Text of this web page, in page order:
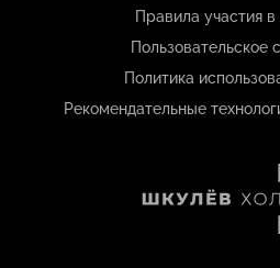
Правила участия в
Пользовательское
Политика
Рекомендательные